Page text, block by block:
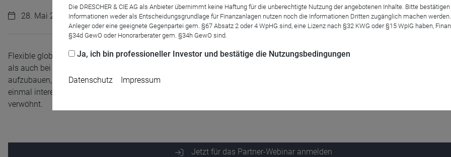
28. Mai 2024 | 11:00 Uhr
Flexible globale Mischfonds gelten als Königsdisziplin unter den aktiven Anlagekategorien. Ihren Managern stehen sowohl bei
als auch bei der Gewichtung der Anlageklassen alle Wege offen. Beste Voraussetzungen also für aktive Fondslenker, ein
aufzubauen, das einerseits Chancen konsequent nutzt, andererseits in turbulenten Phasen in defensive Investments
einmal interessanter wird es, wenn eine Income-Komponente dazukommt, der Fonds die Anleger also mit einer jährlichen
verwöhnt.
Jetzt für das Partner-Webinar anmelden
Die DRESCHER & CIE AG als Anbieter übernimmt keine Haftung für die unberechtigte Nutzung der angebotenen Inhalte. Bitte
Informationen weder als Entscheidungsgrundlage für Finanzanlagen nutzen noch die Informationen Dritten zugänglich machen
Anleger oder eine geeignete Gegenpartei gem. §67 Absatz 2 oder 4 WpHG sind, eine Lizenz nach §32 KWG oder §15 WpIG haben,
§34d GewO oder Honorarberater gem. §34h GewO sind.
Ja, ich bin professioneller Investor und bestätige die Nutzungsbedingungen
Datenschutz Impressum